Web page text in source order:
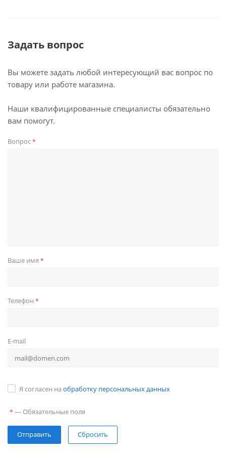
Задать вопрос
Вы можете задать любой интересующий вас вопрос по
товару или работе магазина.
Наши квалифицированные специалисты обязательно
вам помогут.
Вопрос*
Ваше имя *
Телефон *
E-mail
Я согласен на обработку персональных данных
* — Обязательные поля
Сбросить